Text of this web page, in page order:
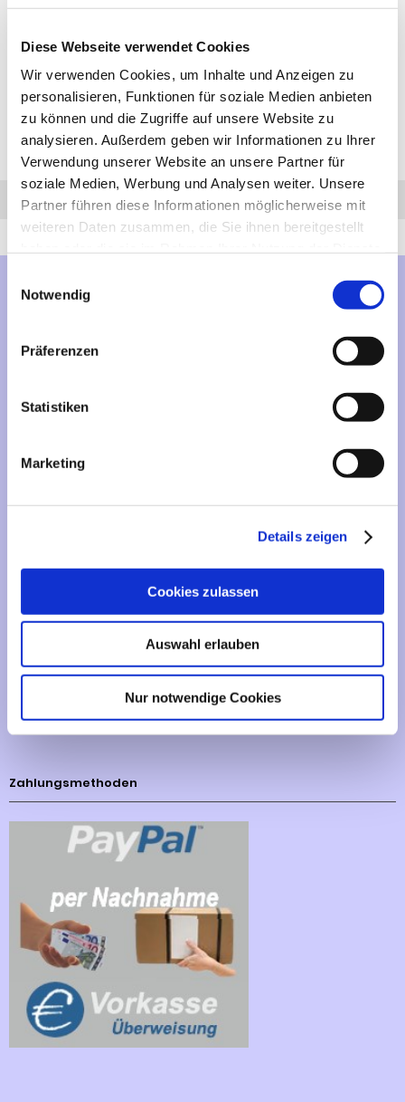
Diese Webseite verwendet Cookies
Wir verwenden Cookies, um Inhalte und Anzeigen zu
personalisieren, Funktionen für soziale Medien anbieten
zu können und die Zugriffe auf unsere Website zu
analysieren. Außerdem geben wir Informationen zu Ihrer
Verwendung unserer Website an unsere Partner für
soziale Medien, Werbung und Analysen weiter. Unsere
Partner führen diese Informationen möglicherweise mit
weiteren Daten zusammen, die Sie ihnen bereitgestellt
Notwendig
Präferenzen
Statistiken
Marketing
Details zeigen
Cookies zulassen
Auswahl erlauben
Nur notwendige Cookies
Anfrage Anrufen AHK-Finder
Mehr über...
Vertrag widerrufen
Informationen
Liefer- und Versandkosten
Impressum
Sitemap
Zahlungsmethoden